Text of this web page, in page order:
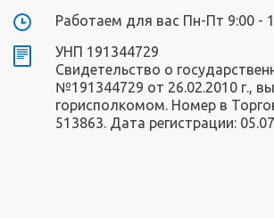
Работаем для вас Пн-Пт 9:00 -
УНП 191344729
Свидетельство о
№191344729 от 26.02.2010 г.,
горисполкомом. Номер в
513863. Дата регистрации: